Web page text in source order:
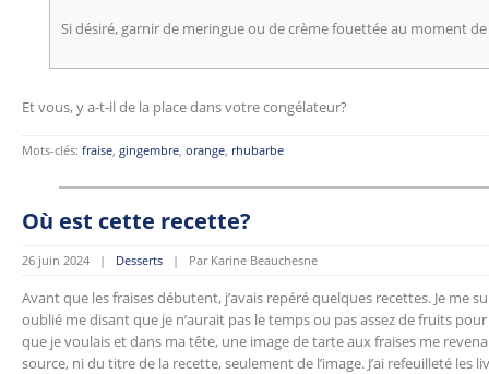
Si désiré, garnir de meringue ou de crème fouettée au moment
Et vous, y a-t-il de la place dans votre congélateur?
Mots-clés: fraise, gingembre, orange, rhubarbe
Où est cette recette?
26 juin 2024 | Desserts | Par Karine Beauchesne
Avant que les fraises débutent, j’avais repéré quelques recettes. Je me
oublié me disant que je n’aurait pas le temps ou pas assez de fruits pour
que je voulais et dans ma tête, une image de tarte aux fraises me
source, ni du titre de la recette, seulement de l’image. J’ai refeuilleté les